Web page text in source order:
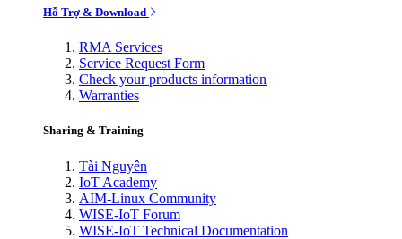
Hỗ Trợ & Download
RMA Services
Service Request Form
Check your products information
Warranties
Sharing & Training
Tài Nguyên
IoT Academy
AIM-Linux Community
WISE-IoT Forum
WISE-IoT Technical Documentation